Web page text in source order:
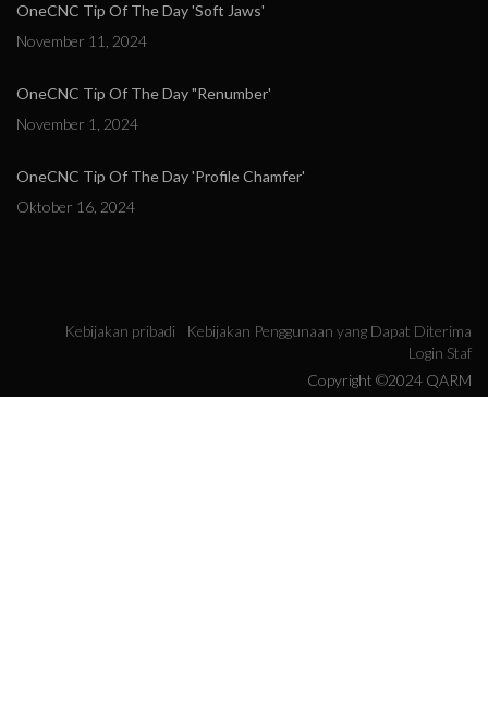
OneCNC Tip Of The Day 'Soft Jaws'
November 11, 2024
OneCNC Tip Of The Day "Renumber'
November 1, 2024
OneCNC Tip Of The Day 'Profile Chamfer'
Oktober 16, 2024
Kebijakan pribadi
Kebijakan Penggunaan yang Dapat Diterima
Login Staf
Copyright ©2024 QARM